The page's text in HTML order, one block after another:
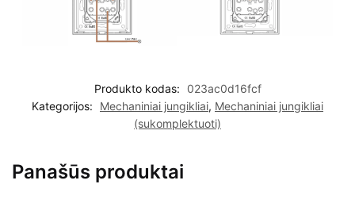
Produkto kodas:
023ac0d16fcf
Kategorijos:
Mechaniniai jungikliai, Mechaniniai jungikliai
(sukomplektuoti)
Panašūs produktai